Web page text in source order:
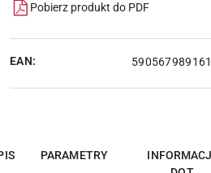
Pobierz produkt do PDF
EAN:
PARAMETRY